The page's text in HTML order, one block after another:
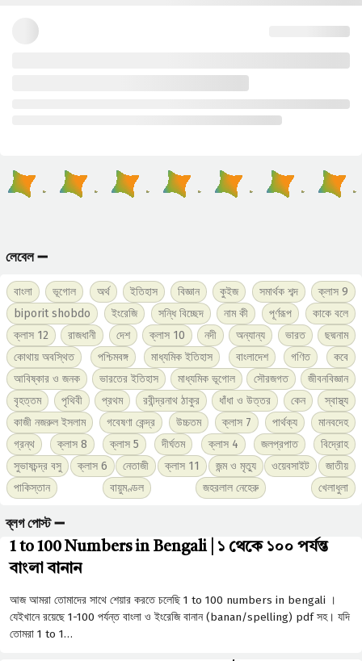
লেবেল ➖
বাংলা ভূগোল অর্থ ইতিহাস বিজ্ঞান কুইজ সমার্থক শব্দ
ক্লাস 9
biporit shobdo
ইংরেজি সন্ধি বিচ্ছেদ নাম কী পূর্ণরূপ
কাকে বলে
ক্লাস 12
রাজধানী দেশ ক্লাস 10 নদী অন্যান্য ভারত
ছদ্মনাম
কোথায় অবস্থিত
পশ্চিমবঙ্গ মাধ্যমিক ইতিহাস বাংলাদেশ গণিত
কবে
আবিষ্কার ও জনক
ভারতের ইতিহাস মাধ্যমিক ভূগোল সৌরজগত
জীবনবিজ্ঞান
বৃহত্তম
পৃথিবী প্রথম রবীন্দ্রনাথ ঠাকুর ধাঁধা ও উত্তর কেন
স্বাস্থ্য
কাজী নজরুল ইসলাম
গবেষণা কেন্দ্র উচ্চতম ক্লাস 7 পার্থক্য
মানবদেহ
গ্রন্থ
ক্লাস 8 ক্লাস 5 দীর্ঘতম ক্লাস 4 জলপ্রপাত
বিদ্রোহ
সুভাষচন্দ্র বসু
ক্লাস 6 নেতাজী ক্লাস 11 জন্ম ও মৃত্যু ওয়েবসাইট
জাতীয়
পাকিস্তান
বায়ুমণ্ডল জহরলাল নেহেরু খেলাধুলা
ব্লগ পোস্ট ➖
1 to 100 Numbers in Bengali | ১ থেকে ১০০ পর্যন্ত
বাংলা বানান
আজ আমরা তোমাদের সাথে শেয়ার করতে চলেছি 1 to 100 numbers in bengali ।
যেইখানে রয়েছে 1-100 পর্যন্ত বাংলা ও ইংরেজি বানান (banan/spelling) pdf সহ। যদি
তোমরা 1 to 1…